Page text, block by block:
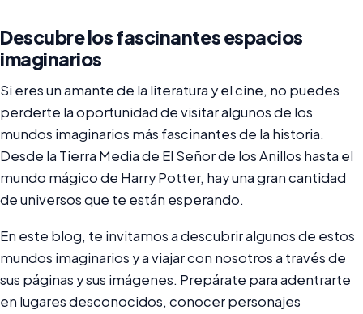
Descubre los fascinantes espacios
imaginarios
Si eres un amante de la literatura y el cine, no puedes
perderte la oportunidad de visitar algunos de los
mundos imaginarios más fascinantes de la historia.
Desde la Tierra Media de El Señor de los Anillos hasta el
mundo mágico de Harry Potter, hay una gran cantidad
de universos que te están esperando.
En este blog, te invitamos a descubrir algunos de estos
mundos imaginarios y a viajar con nosotros a través de
sus páginas y sus imágenes. Prepárate para adentrarte
en lugares desconocidos, conocer personajes